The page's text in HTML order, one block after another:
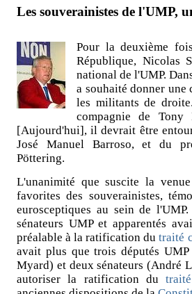
Les souverainistes de l'UMP,
Pour la deuxième
République, Nicolas
national de l'UMP.
a souhaité donner une
les militants de
compagnie de Tony
[Aujourd'hui], il devrait être
José Manuel Barroso, et du
Pöttering.
L'unanimité que suscite la
favorites des souverainistes,
eurosceptiques au sein de
sénateurs UMP et apparentés
préalable à la ratification dutraité
avait plus que trois députés
Myard) et deux sénateurs (André
autoriser la ratification du